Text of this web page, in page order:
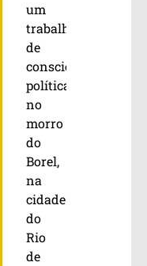
um
trabalho
de
conscientização
política
no
morro
do
Borel,
na
cidade
do
Rio
de